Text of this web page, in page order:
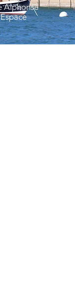
Alphonse